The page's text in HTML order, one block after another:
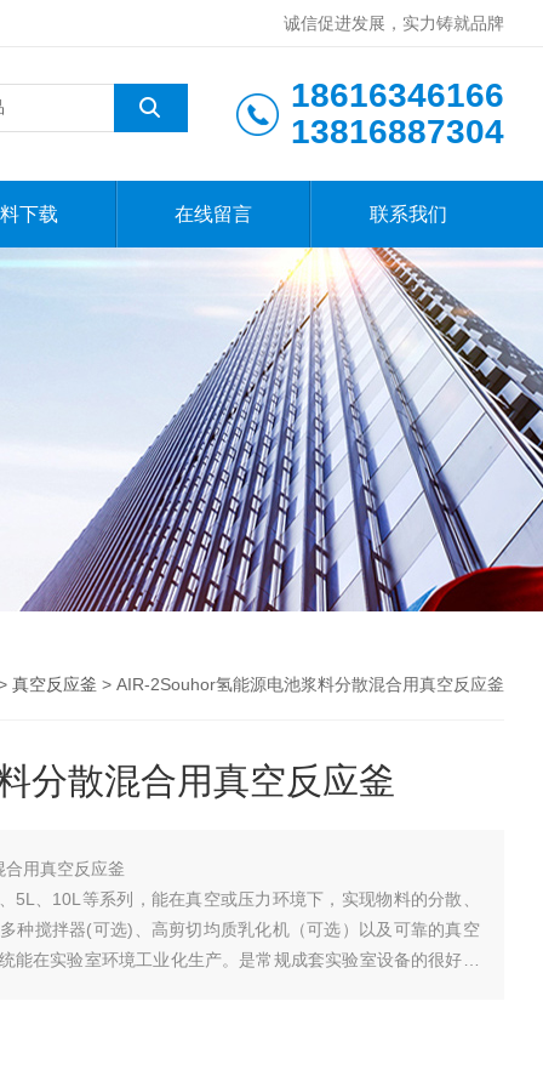
诚信促进发展，实力铸就品牌
18616346166
13816887304
下载 在线留言 联系我们
真空反应釜 > AIR-2Souhor氢能源电池浆料分散混合用真空反应釜
分散混合用真空反应釜
用真空反应釜
5L、10L等系列，能在真空或压力环境下，实现物料的分散、
种搅拌器(可选)、高剪切均质乳化机（可选）以及可靠的真空
能在实验室环境工业化生产。是常规成套实验室设备的很好选